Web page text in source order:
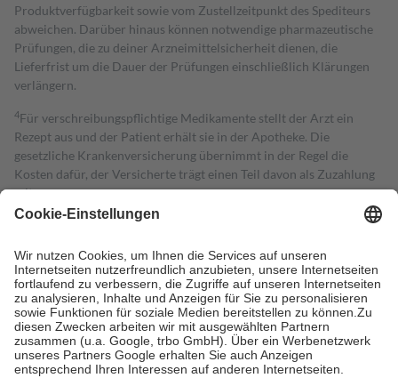
Produktverfügbarkeit sowie vom Zustellzeitpunkt des Spediteurs
abweichen. Darüber hinaus können notwendige pharmazeutische
Prüfungen, die zu deiner Arzneimittelsicherheit dienen, die
Lieferfrist um die Dauer der Prüfungen einschließlich Klärungen
verlängern.
4Für verschreibungspflichtige Medikamente stellt der Arzt ein
Rezept aus und der Patient erhält sie in der Apotheke. Die
gesetzliche Krankenversicherung übernimmt in der Regel die
Kosten dafür, der Versicherte trägt einen Teil davon als Zuzahlung
mit.
Grundsätzlich leisten Mitglieder Zuzahlungen in Höhe von zehn
höchstens zehn Euro.
Es sind jedoch nie mehr als die tatsächlichen
Kosten der Leistung zu entrichten.
Diese Regeln gelten grundsätzlich auch für Online-Apotheken.
Bei Heilmitteln und häuslicher Krankenpflege beträgt die
Zuzahlung zehn Prozent der Kosten sowie zehn Euro je
Verordnung.
Um das Engagement der Versicherten für ihre eigene Gesundheit zu